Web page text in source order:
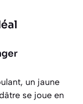
un jaune
se joue en